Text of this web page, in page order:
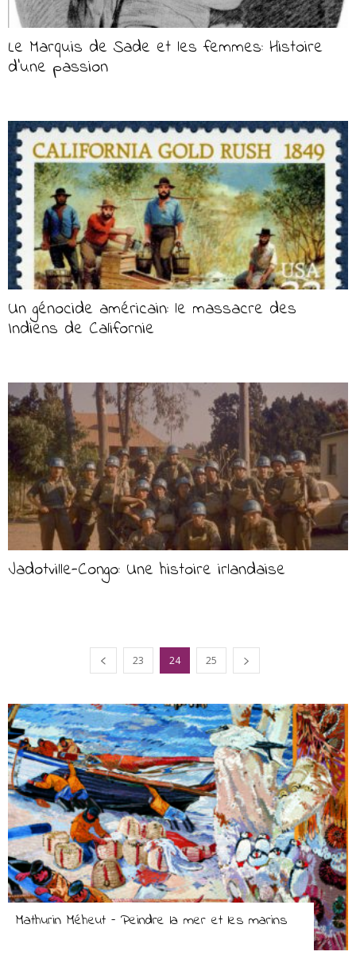
Le Marquis de Sade et les femmes: Histoire
d’une passion
Un génocide américain: le massacre des
Indiens de Californie
Jadotville-Congo: Une histoire irlandaise
23 24 25
Mathurin Méheut – Peindre la mer et les marins